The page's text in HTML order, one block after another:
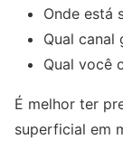
Onde está
Qual canal
Qual você
É melhor ter
superficial em